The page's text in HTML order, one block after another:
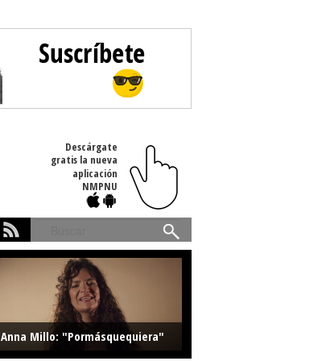
Descárgate
gratis la nueva
aplicación
NMPNU
Buscar
Anna Millo: "Pormásquequiera"